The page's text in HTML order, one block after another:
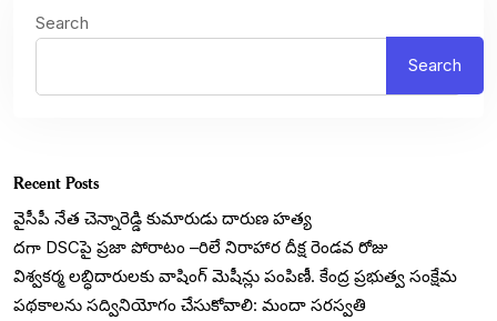
Search
Search
Recent Posts
వైసీపీ నేత చెన్నారెడ్డి కుమారుడు దారుణ హత్య
దగా DSCపై ప్రజా పోరాటం –రిలే నిరాహార దీక్ష రెండవ రోజు
విశ్వకర్మ లబ్ధిదారులకు వాషింగ్ మెషీన్లు పంపిణీ. కేంద్ర ప్రభుత్వ సంక్షేమ
పథకాలను సద్వినియోగం చేసుకోవాలి: మందా సరస్వతి